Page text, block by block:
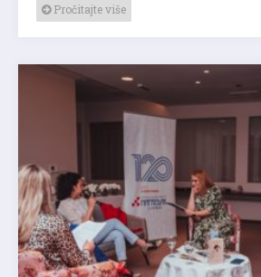
Pročitajte više